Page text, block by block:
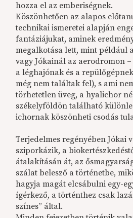
hozza el az emberiségnek.
Köszönhetően az alapos
technikai ismeretei alapján
fantáziájukat, aminek
megalkotása lett, mint például
vagy Jókainál az aerodromon
a léghajónak és a
még nem találtak fel), s ami
törhetetlen üveg, a hyalichor
székelyföldön található
ichornak köszönheti csodás
Terjedelmes regényében Jókai
sziporkázik, a
átalakításán át, az
szálat belesző a történetbe,
hagyja magát elcsábulni egy-
ígérkező, a történthez csak
színes” által.